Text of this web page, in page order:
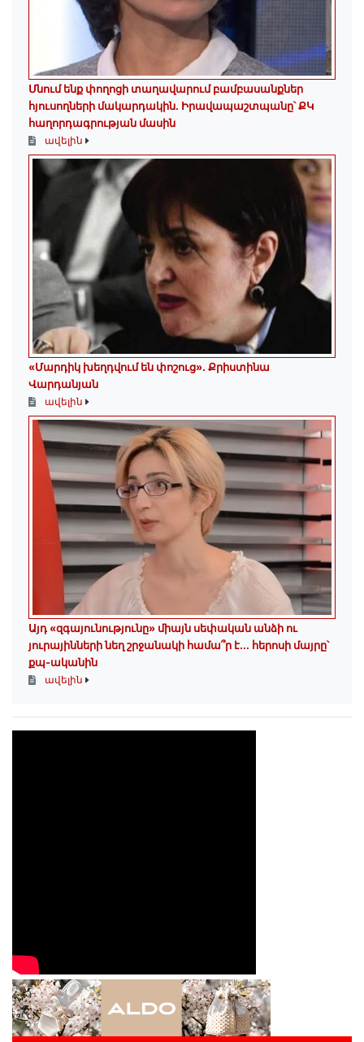
Մնում ենք փողոցի տաղավարում բամբասանքներ
հյուսողների մակարդակին․ Իրավապաշտպանը՝ ՔԿ
հաղորդագրության մասին
ավելին
«Մարդիկ խեղդվում են փոշուց»․ Քրիստինա
Վարդանյան
ավելին
Այդ «զգայունությունը» միայն սեփական անձի ու
յուրայինների նեղ շրջանակի համա՞ր է․․․ հերոսի մայրը՝
քպ-ականին
ավելին